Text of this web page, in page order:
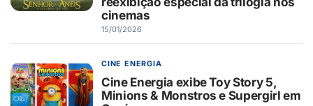
cinemas
15/01/2026
CINE ENERGIA
Cine Energia exibe Toy Story 5,
Minions & Monstros e Supergirl em